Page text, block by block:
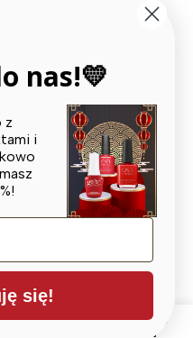
Zapisz się
All Rights Reserved
0
nas!💛
z
i
się!